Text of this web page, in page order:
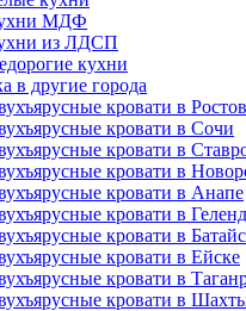
МДФ
из ЛДСП
кухни
в другие города
кровати в
кровати в Сочи
кровати в
кровати в
кровати в Анапе
кровати в
кровати в
кровати в Ейске
кровати в
кровати в